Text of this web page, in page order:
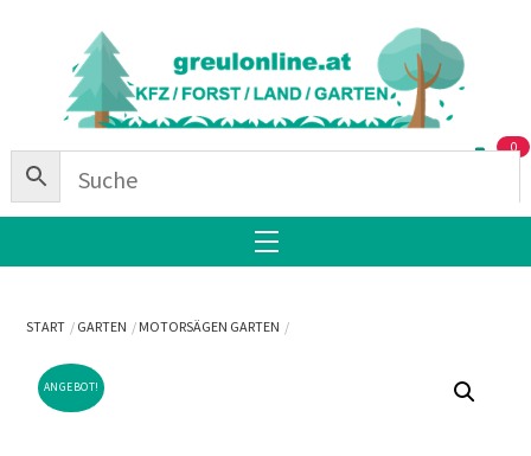
0
Menu
START GARTEN MOTORSÄGEN GARTEN
ANGEBOT!
To
Top